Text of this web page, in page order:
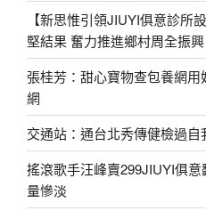
【新思惟引領JIUYI俱意診所
堅結果 奮力推進鄉村周全振興
張桂芳：甜心寶物查包養網
網
交通站：通台北秀傳健檢過
搖滾歌手汪峰賣299JIUYI俱
量慘淡